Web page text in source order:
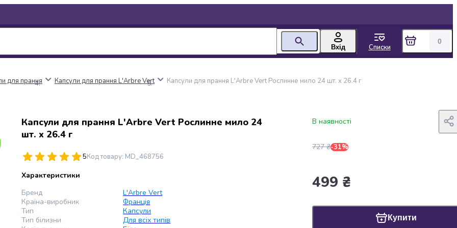
Вхід Списки
0
для прання Капсули для прання L'Arbre Vert Капсули для прання L'Arbre Vert Рослинне мило 24 шт. х 26.4 г
Капсули для прання L'Arbre Vert Рослинне мило 24
шт. х 26.4 г
5Код товару: MD_468756
Характеристики
Бренд
L'Arbre Vert
Країна-виробник
Франція
Тип
Капсули
Тип білизни
Для всіх типів
В наявності
727 ₴-31%
499 ₴
Купити